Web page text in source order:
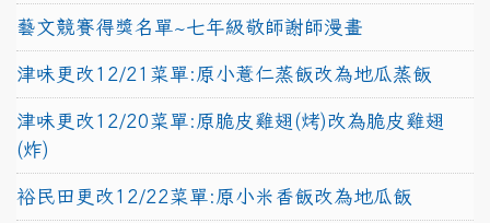
藝文競賽得獎名單~七年級敬師謝師漫畫
津味更改12/21菜單:原小薏仁蒸飯改為地瓜蒸飯
津味更改12/20菜單:原脆皮雞翅(烤)改為脆皮雞翅
(炸)
裕民田更改12/22菜單:原小米香飯改為地瓜飯